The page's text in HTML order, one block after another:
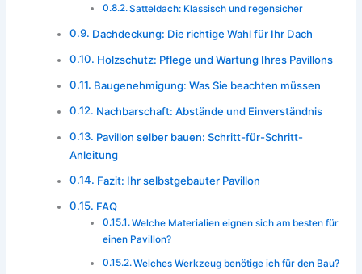
Satteldach: Klassisch und regensicher
Dachdeckung: Die richtige Wahl für Ihr Dach
Holzschutz: Pflege und Wartung Ihres Pavillons
Baugenehmigung: Was Sie beachten müssen
Nachbarschaft: Abstände und Einverständnis
Pavillon selber bauen: Schritt-für-Schritt-
Anleitung
Fazit: Ihr selbstgebauter Pavillon
FAQ
Welche Materialien eignen sich am besten für
einen Pavillon?
Welches Werkzeug benötige ich für den Bau?